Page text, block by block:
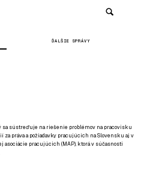
ĎALŠIE SPRÁVY
sústreďuje na riešenie problémov na pracovisku
práva a požiadavky pracujúcich na Slovensku aj v
asociácie pracujúcich (MAP), ktorá v súčasnosti